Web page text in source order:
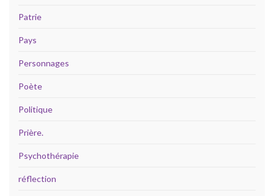
Patrie
Pays
Personnages
Poète
Politique
Prière.
Psychothérapie
réflection